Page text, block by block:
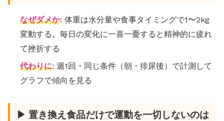
なぜダメか: 体重は水分量や食事タイミングで1〜2kg
変動する。毎日の変化に一喜一憂すると精神的に疲れ
て挫折する
代わりに: 週1回・同じ条件（朝・排尿後）で計測して
グラフで傾向を見る
▶ 置き換え食品だけで運動を一切しないのは